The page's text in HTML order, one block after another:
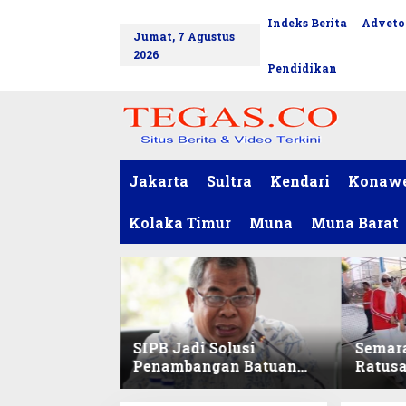
Jumat, 7 Agustus
2026
Indeks Berita
Pendidikan
Jakarta Sultra Kendari
Kolaka Timur Muna Muna Barat
SIPB Jadi Solusi
Penambangan Batuan
Komoditas ex-Golongan